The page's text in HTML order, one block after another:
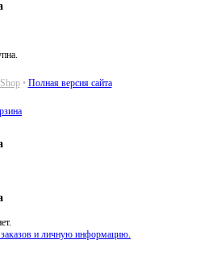
• Полная версия сайта
и личную информацию.